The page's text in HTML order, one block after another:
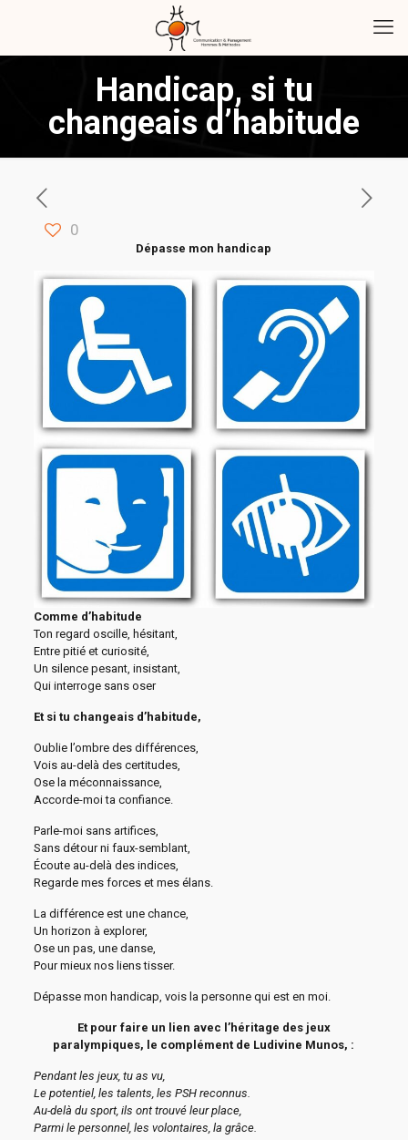
Handicap, si tu
changeais d’habitude
0
Dépasse mon handicap
Comme d’habitude
Ton regard oscille, hésitant,
Entre pitié et curiosité,
Un silence pesant, insistant,
Qui interroge sans oser
Et si tu changeais d’habitude,
Oublie l’ombre des différences,
Vois au-delà des certitudes,
Ose la méconnaissance,
Accorde-moi ta confiance.
Parle-moi sans artifices,
Sans détour ni faux-semblant,
Écoute au-delà des indices,
Regarde mes forces et mes élans.
La différence est une chance,
Un horizon à explorer,
Ose un pas, une danse,
Pour mieux nos liens tisser.
Dépasse mon handicap, vois la personne qui est en moi.
Et pour faire un lien avec l’héritage des jeux
paralympiques, le complément de Ludivine Munos, :
Pendant les jeux, tu as vu,
Le potentiel, les talents, les PSH reconnus.
Au-delà du sport, ils ont trouvé leur place,
Parmi le personnel, les volontaires, la grâce.